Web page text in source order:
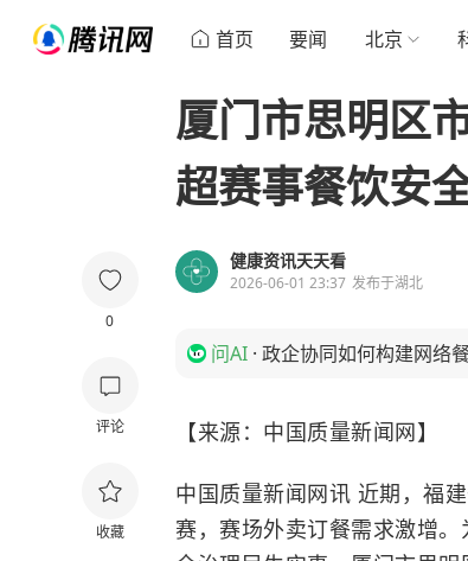
首页 要闻 北京
0
评论
收藏
厦门市思明区
超赛事餐饮安
健康资讯天天看
2026-06-01 23:37 发布于湖北
问AI · 政企协同如何构建网络
【来源：中国质量新闻网】
中国质量新闻网讯 近期，福
赛，赛场外卖订餐需求激增